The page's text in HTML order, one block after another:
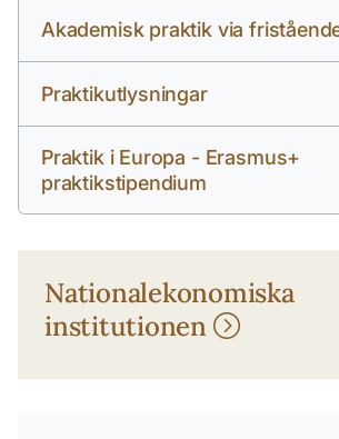
Akademisk praktik via
Praktikutlysningar
Praktik i Europa - Erasmus+
praktikstipendium
Nationalekonomiska
institutionen